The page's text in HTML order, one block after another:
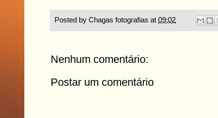
Posted by Chagas fotografias at 09:02
Nenhum comentário:
Postar um comentário